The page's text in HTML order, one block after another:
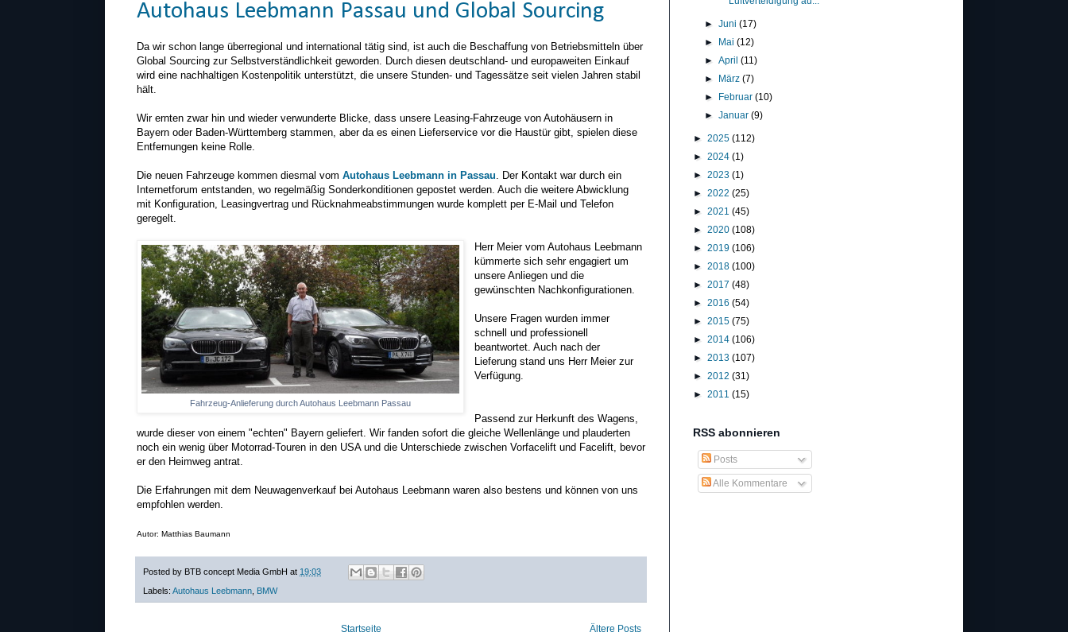
Autohaus Leebmann Passau und Global Sourcing
Da wir schon lange überregional und international tätig sind, ist auch die Beschaffung von Betriebsmitteln über
Global Sourcing zur Selbstverständlichkeit geworden. Durch diesen deutschland- und europaweiten Einkauf
wird eine nachhaltigen Kostenpolitik unterstützt, die unsere Stunden- und Tagessätze seit vielen Jahren stabil
hält.
Wir ernten zwar hin und wieder verwunderte Blicke, dass unsere Leasing-Fahrzeuge von Autohäusern in
Bayern oder Baden-Württemberg stammen, aber da es einen Lieferservice vor die Haustür gibt, spielen diese
Entfernungen keine Rolle.
Die neuen Fahrzeuge kommen diesmal vom Autohaus Leebmann in Passau . Der Kontakt war durch ein
Internetforum entstanden, wo regelmäßig Sonderkonditionen gepostet werden. Auch die weitere Abwicklung
mit Konfiguration, Leasingvertrag und Rücknahmeabstimmungen wurde komplett per E-Mail und Telefon
geregelt.
Fahrzeug-Anlieferung durch Autohaus Leebmann Passau
Herr Meier vom Autohaus Leebmann
kümmerte sich sehr engagiert um
unsere Anliegen und die
gewünschten Nachkonfigurationen.
Unsere Fragen wurden immer
schnell und professionell
beantwortet. Auch nach der
Lieferung stand uns Herr Meier zur
Verfügung.
Passend zur Herkunft des Wagens,
wurde dieser von einem "echten" Bayern geliefert. Wir fanden sofort die gleiche Wellenlänge und plauderten
noch ein wenig über Motorrad-Touren in den USA und die Unterschiede zwischen Vorfacelift und Facelift, bevor
er den Heimweg antrat.
Die Erfahrungen mit dem Neuwagenverkauf bei Autohaus Leebmann waren also bestens und können von uns
empfohlen werden.
Autor: Matthias Baumann
Posted by BTB concept Media GmbH at 19:03
Labels: Autohaus Leebmann BMW
Ältere Posts
Startseite
►Juni(17)
► Mai(12)
►April(11)
► März(7)
► Februar(10)
►Januar(9)
► 2025 (112)
► 2024 (1)
► 2023 (1)
► 2022 (25)
► 2021 (45)
► 2020 (108)
► 2019 (106)
► 2018 (100)
► 2017 (48)
► 2016 (54)
► 2015 (75)
► 2014 (106)
► 2013 (107)
► 2012 (31)
► 2011 (15)
RSS abonnieren
Posts
Alle Kommentare